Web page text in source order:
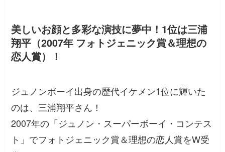
美しいお顔と多彩な演技に夢中！1位は三浦
翔平（2007年 フォトジェニック賞＆理想の
恋人賞）！
ジュノンボーイ出身の歴代イケメン1位に輝いた
のは、三浦翔平さん！
2007年の「ジュノン・スーパーボーイ・コンテス
ト」でフォトジェニック賞＆理想の恋人賞をW受